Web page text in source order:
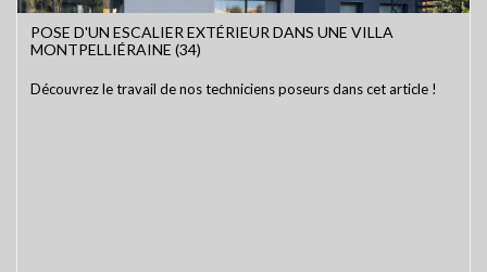
POSE D'UN ESCALIER EXTÉRIEUR DANS UNE VILLA
MONTPELLIÉRAINE (34)
Découvrez le travail de nos techniciens poseurs dans cet article !